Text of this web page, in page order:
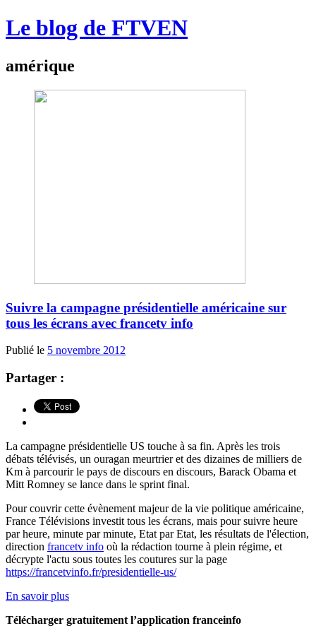
Le blog de FTVEN
amérique
Suivre la campagne présidentielle américaine sur
tous les écrans avec francetv info
Publié le 5 novembre 2012
Partager :
La campagne présidentielle US touche à sa fin. Après les trois
débats télévisés, un ouragan meurtrier et des dizaines de milliers de
Km à parcourir le pays de discours en discours, Barack Obama et
Mitt Romney se lance dans le sprint final.
Pour couvrir cette évènement majeur de la vie politique américaine,
France Télévisions investit tous les écrans, mais pour suivre heure
par heure, minute par minute, Etat par Etat, les résultats de l'élection,
direction francetv info où la rédaction tourne à plein régime, et
décrypte l'actu sous toutes les coutures sur la page
https://francetvinfo.fr/presidentielle-us/
En savoir plus
Télécharger gratuitement l’application franceinfo